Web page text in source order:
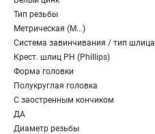
Тип резьбы
Метрическая (M...)
Система завинчивания / тип шлица
Крест. шлиц PH (Phillips)
Форма головки
Полукруглая головка
С заостренным кончиком
ДА
Диаметр резьбы